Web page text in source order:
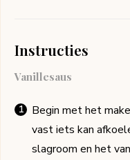
Instructies
Vanillesaus
Begin met het
vast iets kan
slagroom en het